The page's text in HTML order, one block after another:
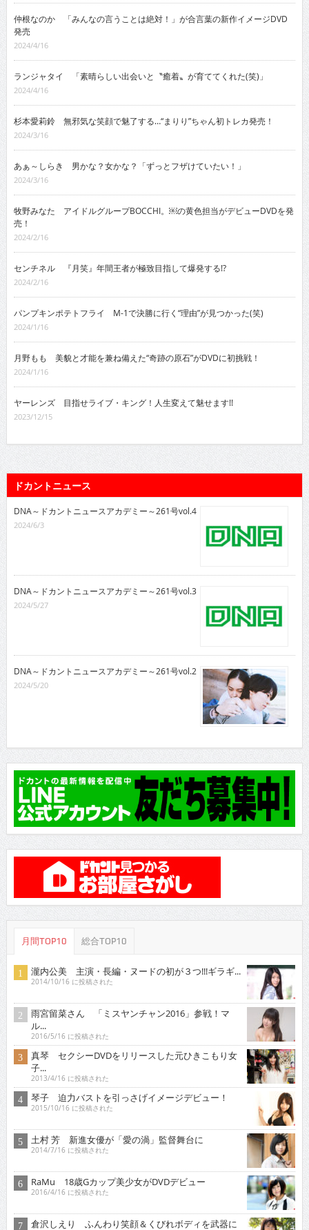
仲根なのか 「みんなの言うことは絶対！」が合言葉の新作イメージDVD
発売
2024/4/16
ランジャタイ 「素晴らしい出会いと〝癒着〟が育ててくれた(笑)」
2024/4/16
杉本愛莉鈴 無邪気な笑顔で魅了する…“まりり”ちゃん初トレカ発売！
2024/3/16
あぁ～しらき 男かな？女かな？「ずっとフザけていたい！」
2024/3/16
牧野みなた アイドルグループBOCCHI。￼の黄色担当がデビューDVDを発
売！
2024/2/16
センチネル 『月笑』年間王者が極致目指して爆発する!?
2024/2/16
パンプキンポテトフライ M-1で決勝に行く“理由”が見つかった(笑)
2024/1/16
月野もも 美貌と才能を兼ね備えた“奇跡の原石”がDVDに初挑戦！
2024/1/16
ヤーレンズ 目指せライブ・キング！人生変えて魅せます!!
2023/12/15
ドカントニュース
DNA～ドカントニュースアカデミー～261号vol.4
2024/6/3
DNA～ドカントニュースアカデミー～261号vol.3
2024/5/27
DNA～ドカントニュースアカデミー～261号vol.2
2024/5/20
月間TOP10 総合TOP10
瀧内公美 主演・長編・ヌードの初が３つ!!!ギラギ...
2014/10/16 に投稿された
雨宮留菜さん 「ミスヤンチャン2016」参戦！マ
ル...
2016/5/16 に投稿された
真琴 セクシーDVDをリリースした元ひきこもり女
子...
2013/4/16 に投稿された
琴子 迫力バストを引っさげイメージデビュー！
2015/10/16 に投稿された
土村 芳 新進女優が「愛の渦」監督舞台に
2014/7/16 に投稿された
RaMu 18歳Gカップ美少女がDVDデビュー
2016/4/16 に投稿された
倉沢しえり ふんわり笑顔＆くびれボディを武器に